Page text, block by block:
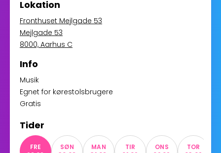
Lokation
Fronthuset Mejlgade 53
Mejlgade 53
8000, Aarhus C
Info
Musik
Egnet for kørestolsbrugere
Gratis
Tider
FRE
SØN
MAN
TIR
ONS
TOR